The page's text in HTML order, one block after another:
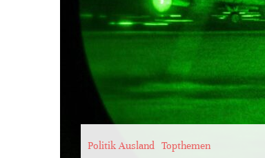
Politik Ausland Topthemen